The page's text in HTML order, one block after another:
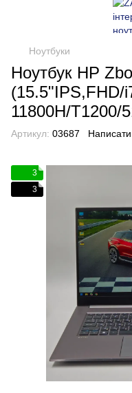
Ноутбуки
Ноутбук HP
(15.5"IPS,FHD/
11800H/T1200/
Артикул: 03687 Написати
3
3